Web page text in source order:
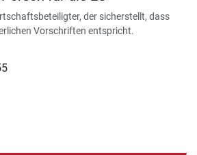
der sicherstellt, dass
Vorschriften entspricht.